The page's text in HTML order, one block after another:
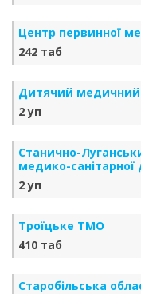
Центр первинної
242 таб
Дитячий медичний
2 уп
Станично-
медико-санітарної
2 уп
Троїцьке ТМО
410 таб
Старобільська